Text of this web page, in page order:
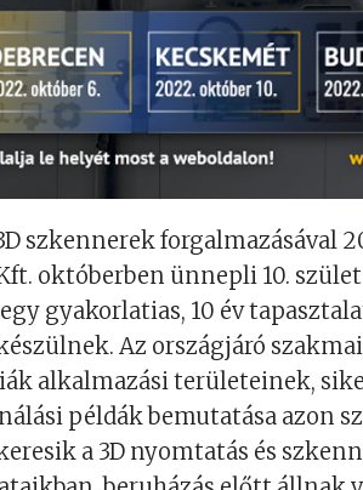
szkennerek forgalmazásával
októberben ünnepli 10.
gyakorlatias, 10 év
Az országjáró
alkalmazási területeinek,
példák bemutatása azon
a 3D nyomtatás és